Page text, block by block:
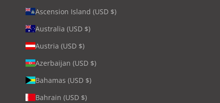
Ascension Island (USD $)
Australia (USD $)
Austria (USD $)
Azerbaijan (USD $)
Bahamas (USD $)
Bahrain (USD $)